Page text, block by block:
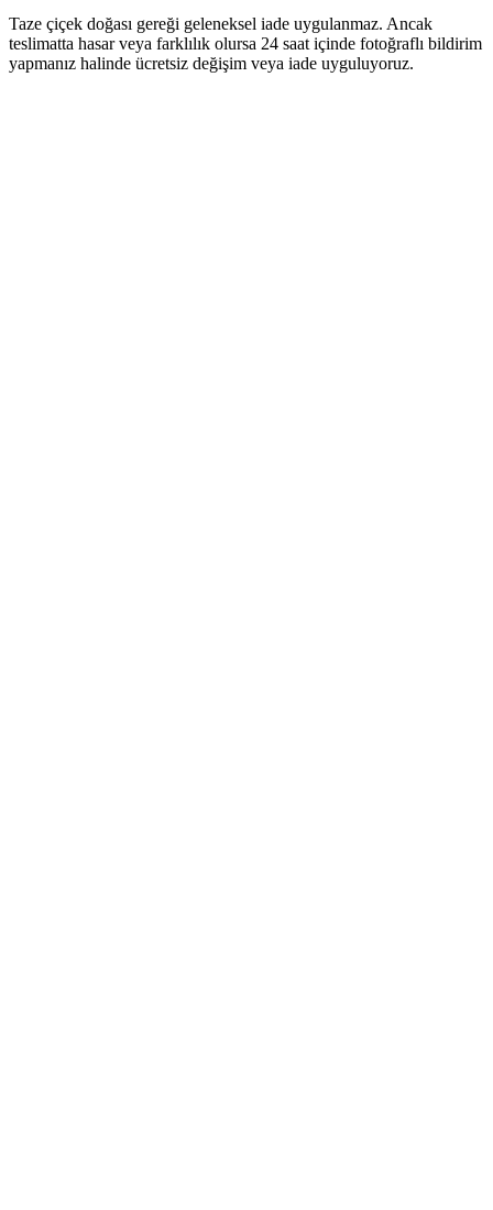
Taze çiçek doğası gereği geleneksel iade uygulanmaz. Ancak
teslimatta hasar veya farklılık olursa 24 saat içinde fotoğraflı bildirim
yapmanız halinde ücretsiz değişim veya iade uyguluyoruz.